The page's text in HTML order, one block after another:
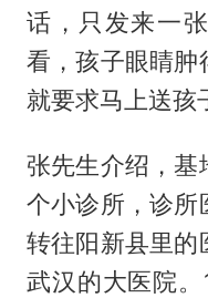
话，只发来一
看，孩子眼睛肿
就要求马上送孩
张先生介绍，基
个小诊所，诊所
转往阳新县里的
武汉的大医院